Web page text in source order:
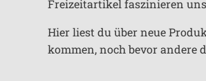
Freizeitartikel faszinieren
Hier liest du über neue
kommen, noch bevor andere